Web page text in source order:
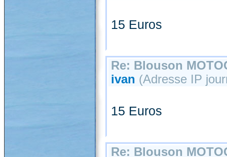
15 Euros
Re: Blouson
ivan (Adresse IP
15 Euros
Re: Blouson